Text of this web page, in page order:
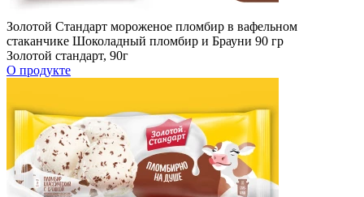
Золотой Стандарт мороженое пломбир в вафельном
стаканчике Шоколадный пломбир и Брауни 90 гр
Золотой стандарт, 90г
О продукте